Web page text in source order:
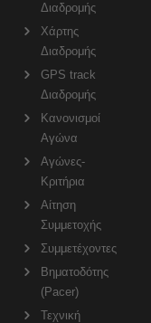
Διαδρομής
Χάρτης
Διαδρομής
GPS track
Διαδρομής
Κανονισμοί
Αγώνα
Αγώνες-
Κριτήρια
Αίτηση
Συμμετοχής
Συμμετέχοντες
Βηματοδότης
(Pacer)
Τεχνική